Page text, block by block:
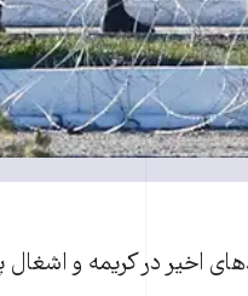
اخير در کریمه و